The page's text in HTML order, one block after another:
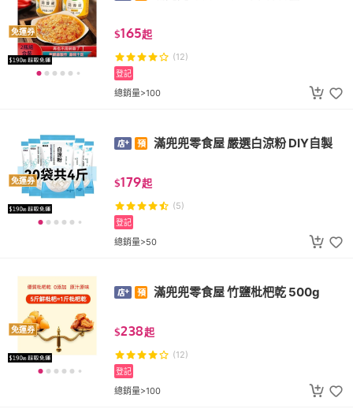
免運券 $165起
(12)
總銷量>100
登記
免運券
滿兜兜零食屋 嚴選白涼粉 DIY自製
$179起
(5)
總銷量>50
登記
免運券
滿兜兜零食屋 竹鹽枇杷乾 500g
$238起
(12)
總銷量>100
登記